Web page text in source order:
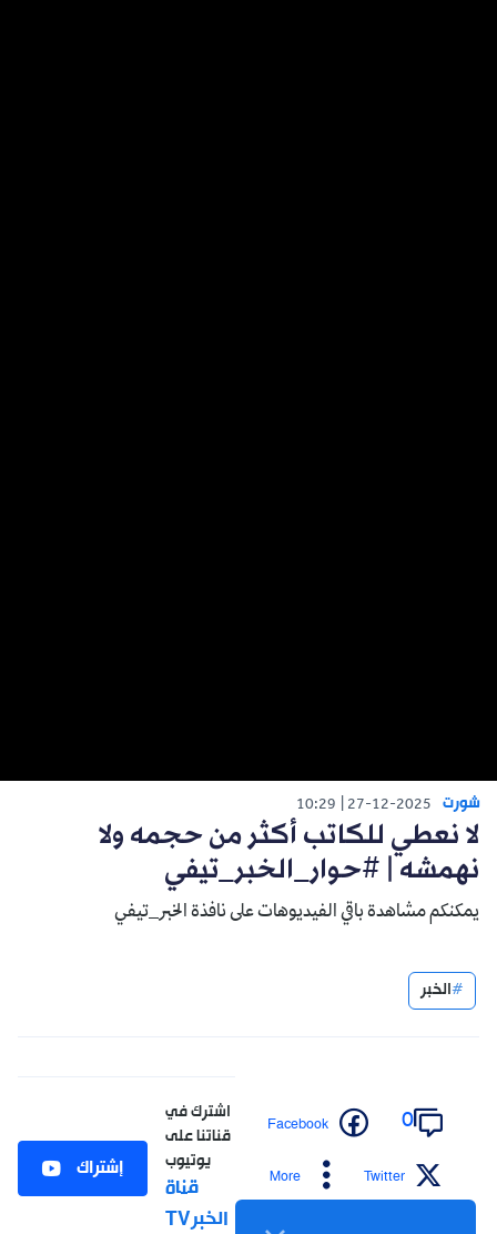
شورت 27-12-2025
10:29
لا نعطي للكاتب أكثر من حجمه ولا
نهمشه | #حوار_الخبر_تيفي
يمكنكم مشاهدة باقي الفيديوهات على نافذة الخبر_تيفي
الخبر
0
Facebook
Twitter
More
اشترك في
قناتنا على
يوتيوب
قناة
الخبرTV
إشتراك